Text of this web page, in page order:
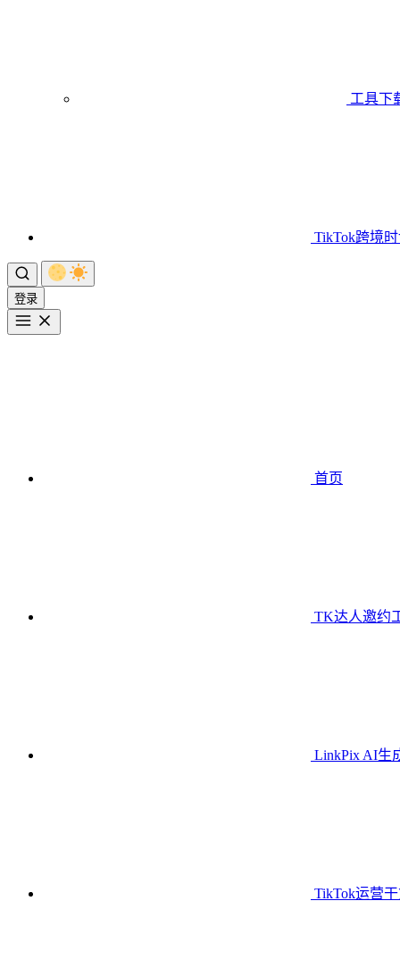
工具下
TikTok跨境
登录
首页
TK达人邀约
LinkPix AI生
TikTok运营